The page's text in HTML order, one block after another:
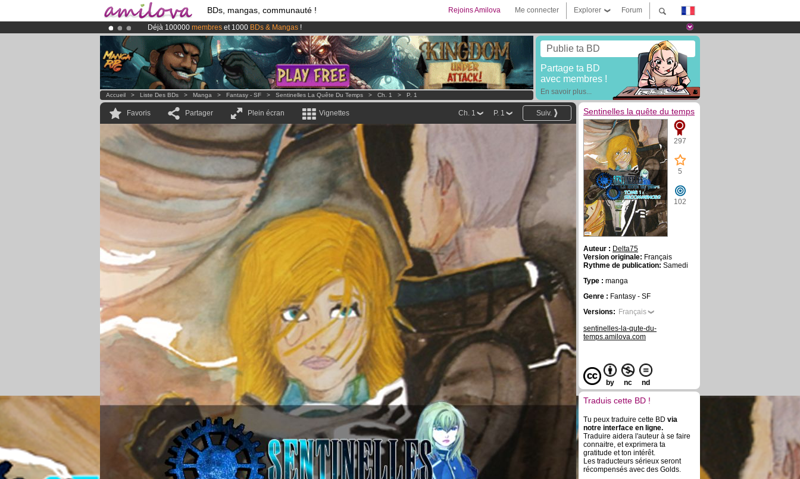
BDs, mangas, communauté ! Forum
Explorer
Me connecter
Rejoins Amilova
Déjà 100000 membres et 1000 BDs & Mangas !
LeKickstarter Amilova est désormais lancé!.
Abonnement premium: à partir de
3.95 eurospar mois !Clique ici pour t'abonner
Publie ta BD
Partage ta BD
avec membres !
En savoir plus...
Accueil > Liste Des BDs > Manga > Fantasy - SF > Sentinelles La Quête Du Temps > Ch. 1 > P. 1
Favoris Partager Plein écran Vignettes Suiv.
P. 1
Ch. 1 Sentinelles la quête du temps
297
5
102
Auteur : Delta75
Version originale: Français
Rythme de publication: Samedi
Type : manga
Genre : Fantasy - SF
Versions: Français
sentinelles-la-qute-du-
temps.amilova.com
by nc nd
Traduis cette BD !
Tu peux traduire cette BD via
notre interface en ligne.
Traduire aidera l'auteur à se faire
connaitre, et exprimera ta
gratitude et ton intérêt.
Les traducteurs sérieux seront
récompensés avec des Golds.